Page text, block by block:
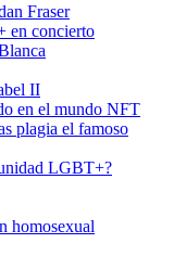
Fraser
en concierto
II
en el mundo NFT
plagia el famoso
LGBT+?
homosexual